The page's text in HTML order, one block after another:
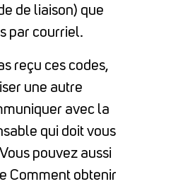
de liaison) que
par courriel.
reçu ces codes,
une autre
avec la
qui doit vous
pouvez aussi
Comment obtenir